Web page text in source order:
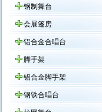
钢制舞台
会展篷房
铝合金合唱台
脚手架
铝合金脚手架
钢铁合唱台